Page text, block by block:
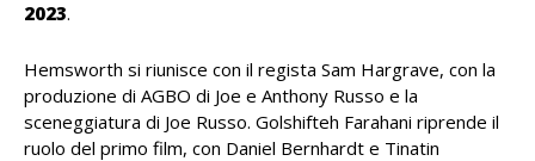
2023.
Hemsworth si riunisce con il regista Sam Hargrave, con la
produzione di AGBO di Joe e Anthony Russo e la
sceneggiatura di Joe Russo. Golshifteh Farahani riprende il
ruolo del primo film, con Daniel Bernhardt e Tinatin